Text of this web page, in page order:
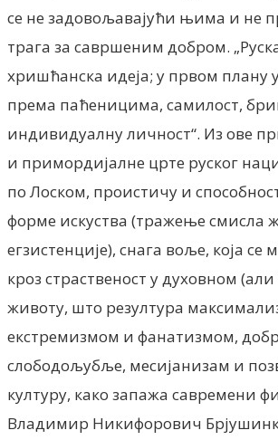
се не задовољавајући њима и не
трага за савршеним добром.
хришћанска идеја; у првом плану
према паћеницима, самилост,
индивидуалну личност“. Из ове
и примордијалне црте руског
по Лоском, проистичу и
форме искуства (тражење смисла
егзистенције), снага воље, која се
кроз страственост у духовном
животу, што резултура
екстремизмом и фанатизмом,
слободољубље, месијанизам и
културу, како запажа савремени
Владимир Никифорович